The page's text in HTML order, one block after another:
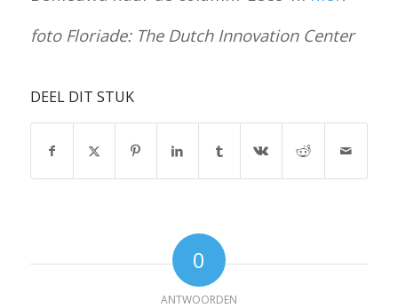
foto Floriade: The Dutch Innovation Center
DEEL DIT STUK
0
ANTWOORDEN